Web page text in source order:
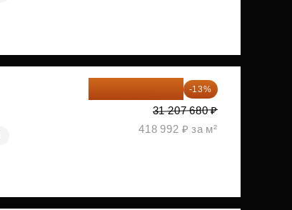
-13%
31 207 680 ₽
418 992 ₽ за м²